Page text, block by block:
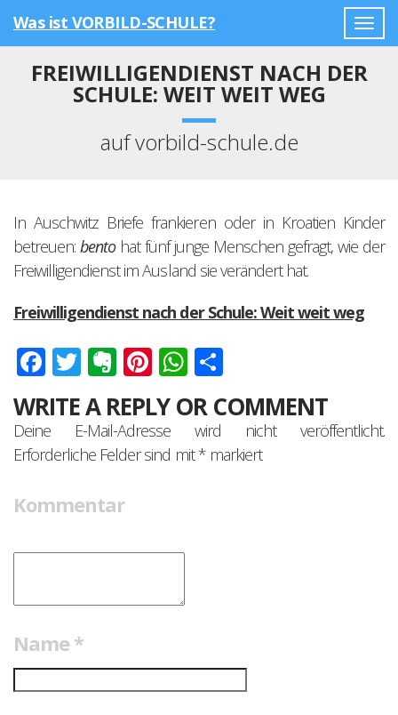
Was ist VORBILD-SCHULE?
FREIWILLIGENDIENST NACH DER
SCHULE: WEIT WEIT WEG
auf vorbild-schule.de
In Auschwitz Briefe frankieren oder in Kroatien Kinder
betreuen:bentohat fünf junge Menschen gefragt, wie der
Freiwilligendienst im Ausland sie verändert hat.
Freiwilligendienst nach der Schule: Weit weit weg
Facebook
Twitter
Evernote
Pinterest
WhatsApp
WRITE A REPLY OR COMMENT
Deine E-Mail-Adresse wird nicht veröffentlicht.
Erforderliche Felder sind mit*markiert
Kommentar
Name *